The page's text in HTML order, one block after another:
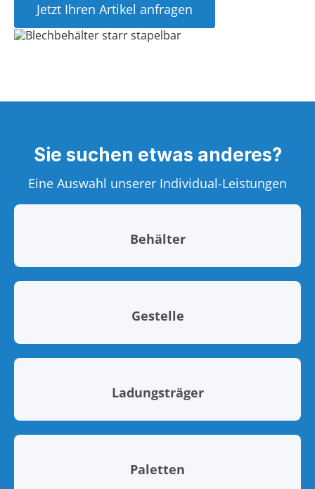
Jetzt Ihren Artikel anfragen
Sie suchen etwas anderes?
Eine Auswahl unserer Individual-Leistungen
Behälter
Gestelle
Ladungsträger
Paletten